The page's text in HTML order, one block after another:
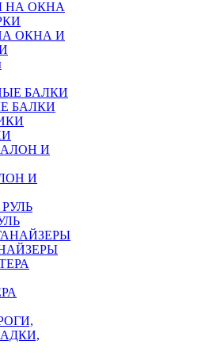
ОКНА И
БАЛКИ
И